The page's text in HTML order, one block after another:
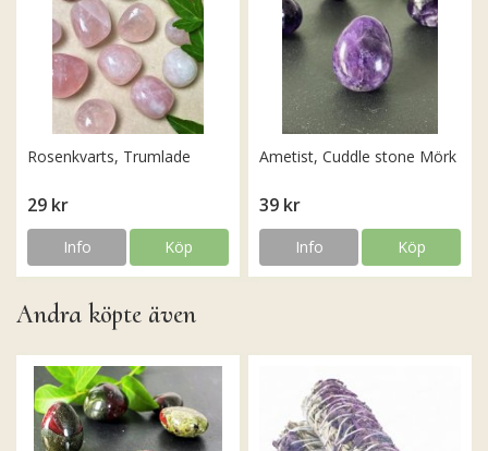
Rosenkvarts, Trumlade
29 kr
Info Köp
Ametist, Cuddle stone Mörk
39 kr
Info Köp
Andra köpte även